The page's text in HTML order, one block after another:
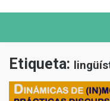
Español en
Etiqueta: